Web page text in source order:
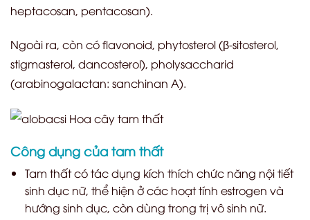
heptacosan, pentacosan).
Ngoài ra, còn có flavonoid, phytosterol (β-sitosterol,
stigmasterol, dancosterol), pholysaccharid
(arabinogalactan: sanchinan A).
Công dụng của tam thất
Tam thất có tác dụng kích thích chức năng nội tiết
sinh dục nữ, thể hiện ở các hoạt tính estrogen và
hướng sinh dục, còn dùng trong trị vô sinh nữ.